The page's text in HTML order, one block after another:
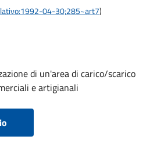
04-30;285~art7)
di un'area di carico/scarico
e artigianali